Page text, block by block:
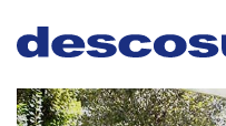
content